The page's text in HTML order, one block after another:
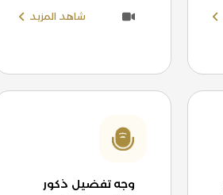
شاهد المزيد
وجه تفضيل ذكور